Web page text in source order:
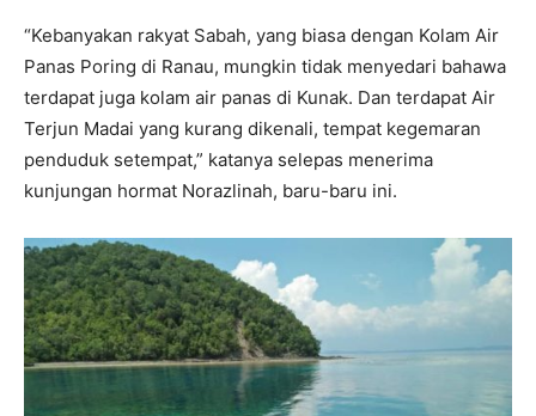
“Kebanyakan rakyat Sabah, yang biasa dengan Kolam Air
Panas Poring di Ranau, mungkin tidak menyedari bahawa
terdapat juga kolam air panas di Kunak. Dan terdapat Air
Terjun Madai yang kurang dikenali, tempat kegemaran
penduduk setempat,” katanya selepas menerima
kunjungan hormat Norazlinah, baru-baru ini.